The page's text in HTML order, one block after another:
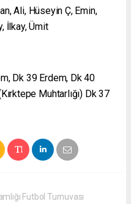
Ali, Hüseyin Ç, Emin,
İlkay, Ümit
Dk 39 Erdem, Dk 40
Muhtarlığı) Dk 37
Futbol Turnuvası